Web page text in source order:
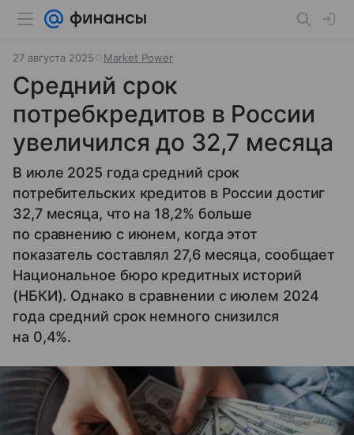
27 августа 2025 Market Power
Средний срок
потребкредитов в России
увеличился до 32,7 месяца
В июле 2025 года средний срок
потребительских кредитов в России достиг
32,7 месяца, что на 18,2% больше
по сравнению с июнем, когда этот
показатель составлял 27,6 месяца, сообщает
Национальное бюро кредитных историй
(НБКИ). Однако в сравнении с июлем 2024
года средний срок немного снизился
на 0,4%.